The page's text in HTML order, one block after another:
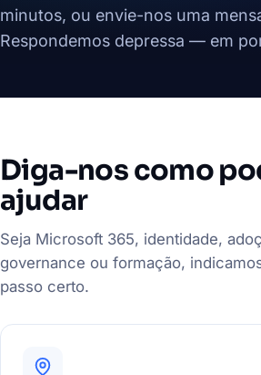
minutos, ou envie-nos uma
Respondemos depressa — em
Diga-nos como
ajudar
Seja Microsoft 365, identidade,
governance ou formação,
passo certo.